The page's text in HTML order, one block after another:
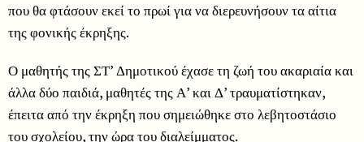
που θα φτάσουν εκεί το πρωί για να διερευνήσουν τα αίτια
της φονικής έκρηξης.
Ο μαθητής της ΣΤ’ Δημοτικού έχασε τη ζωή του ακαριαία και
άλλα δύο παιδιά, μαθητές της Α’ και Δ’ τραυματίστηκαν,
έπειτα από την έκρηξη που σημειώθηκε στο λεβητοστάσιο
του σχολείου, την ώρα του διαλείμματος.